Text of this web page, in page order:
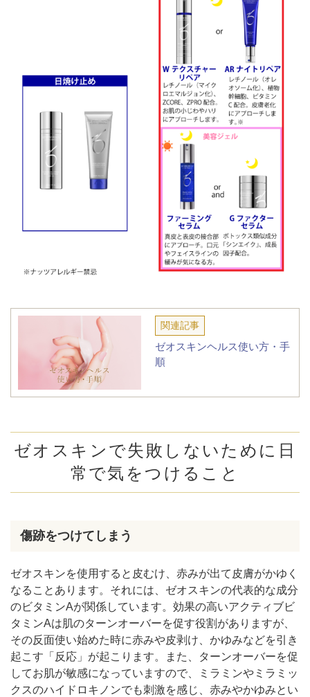
関連記事
ゼオスキンヘルス使い方・手
順
ゼオスキンで失敗しないために日
常で気をつけること
傷跡をつけてしまう
ゼオスキンを使用すると皮むけ、赤みが出て皮膚がかゆく
なることあります。それには、ゼオスキンの代表的な成分
のビタミンAが関係しています。効果の高いアクティブビ
タミンAは肌のターンオーバーを促す役割がありますが、
その反面使い始めた時に赤みや皮剥け、かゆみなどを引き
起こす「反応」が起こります。また、ターンオーバーを促
してお肌が敏感になっていますので、ミラミンやミラミッ
クスのハイドロキノンでも刺激を感じ、赤みやかゆみとい